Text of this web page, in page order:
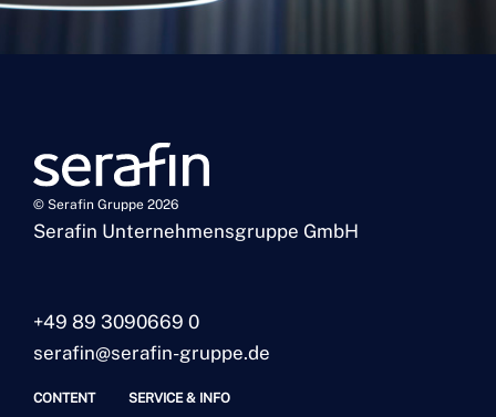
Serafin Unternehmensgruppe GmbH
+49 89 3090669 0
serafin@serafin-gruppe.de
CONTENT SERVICE & INFO
© Serafin Gruppe 2026